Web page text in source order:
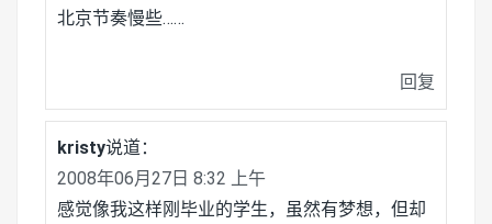
北京节奏慢些……
回复
kristy说道：
2008年06月27日 8:32 上午
感觉像我这样刚毕业的学生，虽然有梦想，但却